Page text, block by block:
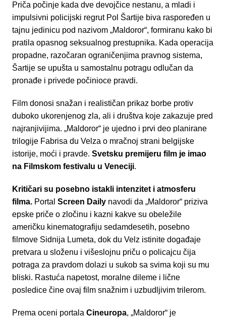
Priča počinje kada dve devojčice nestanu, a mladi i
impulsivni policijski regrut Pol Šartije biva raspoređen u
tajnu jedinicu pod nazivom „Maldoror“, formiranu kako bi
pratila opasnog seksualnog prestupnika. Kada operacija
propadne, razočaran ograničenjima pravnog sistema,
Šartije se upušta u samostalnu potragu odlučan da
pronađe i privede počinioce pravdi.
Film donosi snažan i realističan prikaz borbe protiv
duboko ukorenjenog zla, ali i društva koje zakazuje pred
najranjivijima. „Maldoror“ je ujedno i prvi deo planirane
trilogije Fabrisa du Velza o mračnoj strani belgijske
istorije, moći i pravde. Svetsku premijeru film je imao
na Filmskom festivalu u Veneciji.
Kritičari su posebno istakli intenzitet i atmosferu
filma.Portal Screen Dailynavodi da „Maldoror“ priziva
epske priče o zločinu i kazni kakve su obeležile
američku kinematografiju sedamdesetih, posebno
filmove Sidnija Lumeta, dok du Velz istinite događaje
pretvara u složenu i višeslojnu priču o policajcu čija
potraga za pravdom dolazi u sukob sa svima koji su mu
bliski. Rastuća napetost, moralne dileme i lične
posledice čine ovaj film snažnim i uzbudljivim trilerom.
Prema oceni portala Cineuropa, „Maldoror“ je